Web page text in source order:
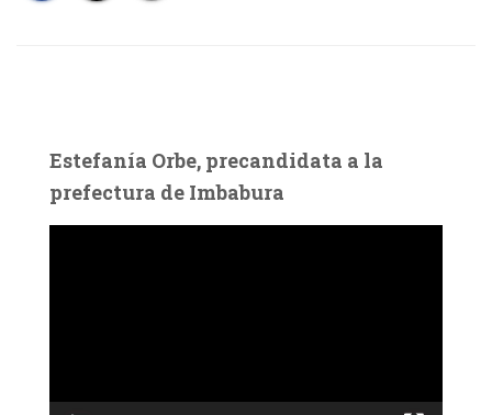
Estefanía Orbe, precandidata a la
prefectura de Imbabura
c